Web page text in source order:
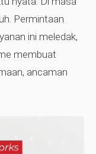
Permintaan
ini meledak,
membuat
ancaman